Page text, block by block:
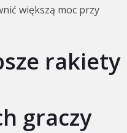
większą moc przy
rakiety
graczy